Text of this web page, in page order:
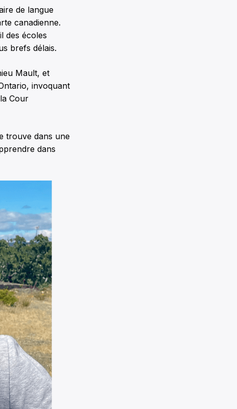
de langue
canadienne.
des écoles
brefs délais.
Mault, et
invoquant
Cour
trouve dans une
dans